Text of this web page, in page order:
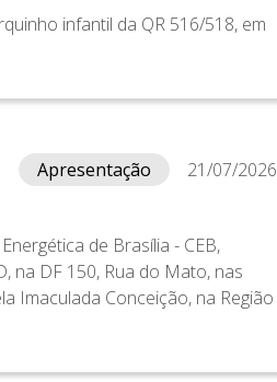
infantil da QR 516/518, em
Apresentação
21/07/2026
de Brasília - CEB,
na DF 150, Rua do Mato, nas
Imaculada Conceição, na Região